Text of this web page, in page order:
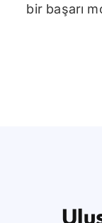
bir başarı